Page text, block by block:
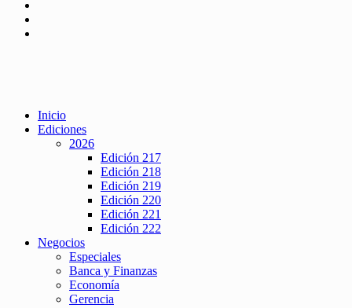
Inicio
Ediciones
2026
Edición 217
Edición 218
Edición 219
Edición 220
Edición 221
Edición 222
Negocios
Especiales
Banca y Finanzas
Economía
Gerencia